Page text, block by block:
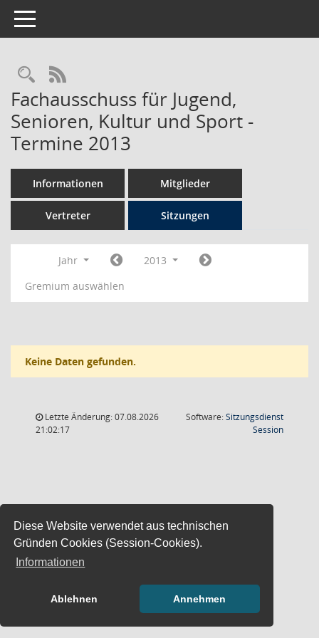
Diese Website verwendet aus technischen
Gründen Cookies (Session-Cookies).
Informationen
Ablehnen Annehmen
Toggle navigation
Rechercheauswahl
RSS-Feed
Fachausschuss für Jugend,
Senioren, Kultur und Sport -
Termine 2013
Informationen Mitglieder
Vertreter Sitzungen
Jahr
2013
Gremium auswählen
Keine Daten gefunden.
Letzte Änderung: 07.08.2026
21:02:17
Software:Sitzungsdienst
Session(Wird in